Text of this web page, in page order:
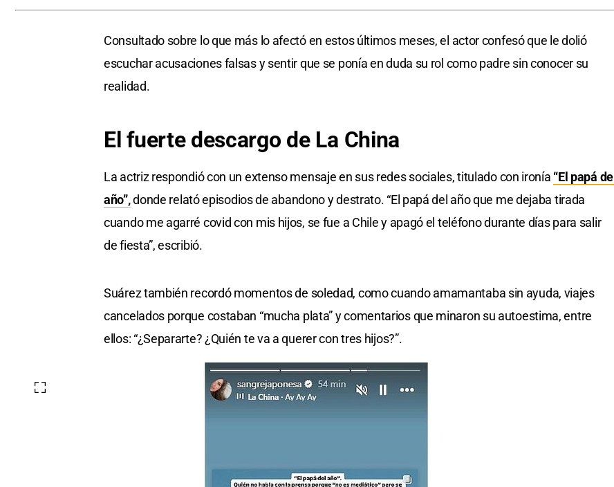
Consultado sobre lo que más lo afectó en estos últimos meses, el actor confesó que le dolió
escuchar acusaciones falsas y sentir que se ponía en duda su rol como padre sin conocer su
realidad.
El fuerte descargo de La China
La actriz respondió con un extenso mensaje en sus redes sociales, titulado con ironía “El papá del
año”,donde relató episodios de abandono y destrato. “El papá del año que me dejaba tirada
cuando me agarré covid con mis hijos, se fue a Chile y apagó el teléfono durante días para salir
de fiesta”, escribió.
Suárez también recordó momentos de soledad, como cuando amamantaba sin ayuda, viajes
cancelados porque costaban “mucha plata” y comentarios que minaron su autoestima, entre
ellos: “¿Separarte? ¿Quién te va a querer con tres hijos?”.